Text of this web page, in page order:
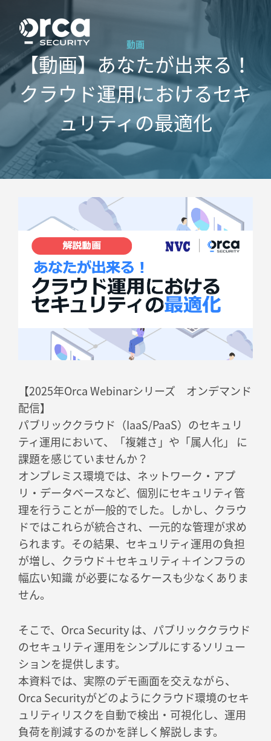
動画
【動画】あなたが出来る！
クラウド運用におけるセキ
ュリティの最適化
【2025年Orca Webinarシリーズ オンデマンド
配信】
パブリッククラウド（IaaS/PaaS）のセキュリ
ティ運用において、「複雑さ」や「属人化」 に
課題を感じていませんか？
オンプレミス環境では、ネットワーク・アプ
リ・データベースなど、個別にセキュリティ管
理を行うことが一般的でした。しかし、クラウ
ドではこれらが統合され、一元的な管理が求め
られます。その結果、セキュリティ運用の負担
が増し、クラウド＋セキュリティ＋インフラの
幅広い知識 が必要になるケースも少なくありま
せん。
そこで、Orca Security は、パブリッククラウド
のセキュリティ運用をシンプルにするソリュー
ションを提供します。
本資料では、実際のデモ画面を交えながら、
Orca Securityがどのようにクラウド環境のセキ
ュリティリスクを自動で検出・可視化し、運用
負荷を削減するのかを詳しく解説します。